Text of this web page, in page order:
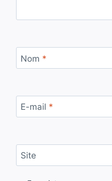
Nom *
E-mail *
Site